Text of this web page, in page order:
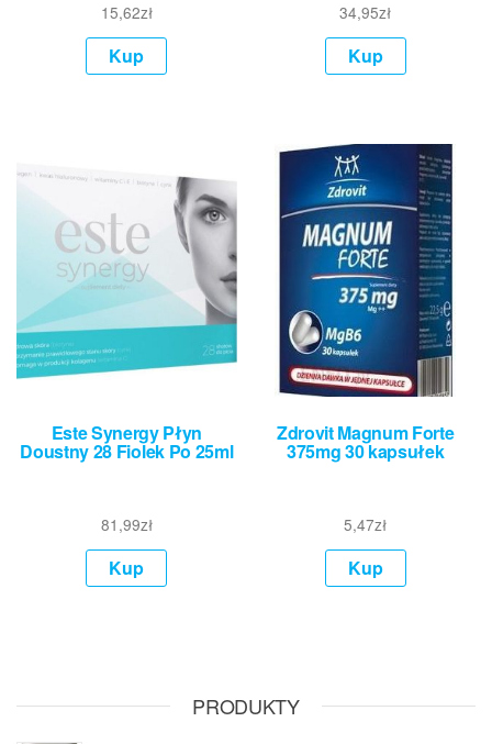
15,62zł
Kup
34,95zł
Kup
Este Synergy Płyn
Doustny 28 Fiolek Po 25ml
81,99zł
Kup
Zdrovit Magnum Forte
375mg 30 kapsułek
5,47zł
Kup
PRODUKTY